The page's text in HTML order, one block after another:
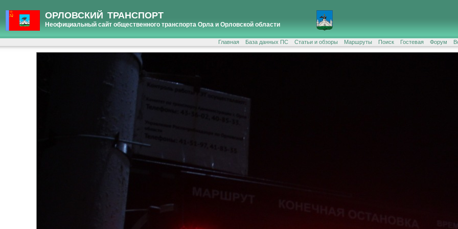
ОРЛОВСКИЙ ТРАНСПОРТ
Неофициальный сайт общественного транспорта Орла и Орловской области
Главная База данных ПС Статьи и обзоры Маршруты Поиск Гостевая Форум